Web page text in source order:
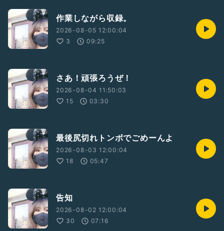
作業しながら収録。
2026-08-05 12:00:04
3
09:25
さあ！頑張ろうぜ！
2026-08-04 11:50:03
15
03:30
最後尻切れトンボでごめーんよ
2026-08-03 12:00:04
18
05:47
告知
2026-08-02 12:00:04
30
07:16